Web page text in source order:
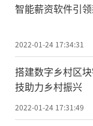
智能薪资软件引
2022-01-24 17:34:31
搭建数字乡村区
技助力乡村振兴
2022-01-24 17:31:49